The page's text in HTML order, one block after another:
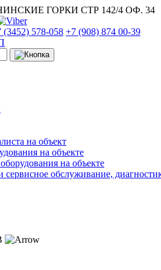
ГОРКИ СТР 142/4 ОФ. 34
(3452) 578-058 +7 (908) 874 00-39
на объект
на объекте
на объекте
сервисное обслуживание,